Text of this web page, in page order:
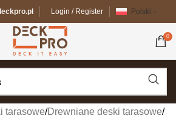
Login / Register Polski
0
tarasowe/Drewniane deski tarasowe/